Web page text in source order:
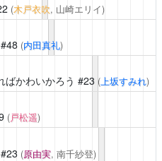
(木戸衣吹, 山崎エリイ)
#48 (内田真礼)
かわいかろう #23 (上坂すみれ)
(戸松遥)
(原由実, 南千紗登)